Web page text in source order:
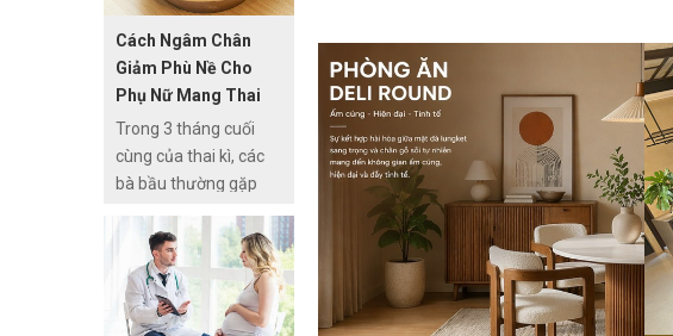
Cách Ngâm Chân
Giảm Phù Nề Cho
Phụ Nữ Mang Thai
Trong 3 tháng cuối
cùng của thai kì, các
bà bầu thường gặp
chân hay còn gọi là
“xuống máu chân”.
Đây là một hiện tượng
sinh lý bình thường khi